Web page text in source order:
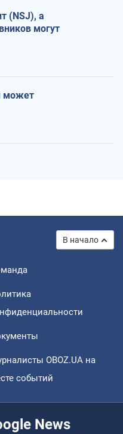
(NSJ), а
могут
может
В начало
OBOZ.UA на
событий
News